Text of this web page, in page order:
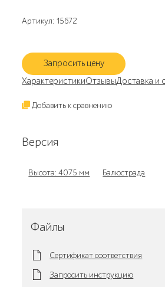
Артикул: 15672
Запросить цену
ХарактеристикиОтзывыДоставка и
Добавить к сравнению
Версия
Высота: 4075 мм Балюстрада
Файлы
Сертификат соответствия
Запросить инструкцию